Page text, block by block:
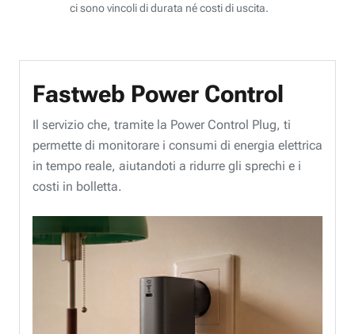
ci sono vincoli di durata né costi di uscita.
Fastweb Power Control
Il servizio che, tramite la Power Control Plug, ti
permette di monitorare i consumi di energia elettrica
in tempo reale, aiutandoti a ridurre gli sprechi e i
costi in bolletta.